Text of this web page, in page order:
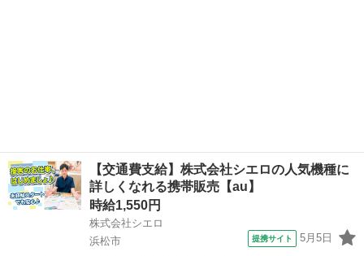
【交通費支給】株式会社シエロの人気機種に
詳しくなれる携帯販売【au】
時給1,550円
株式会社シエロ
浜松市
提携サイト 5月5日